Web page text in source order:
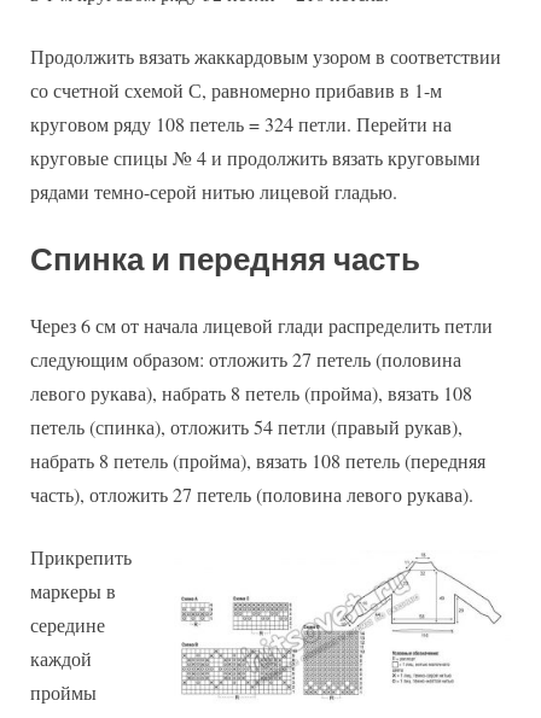
Продолжить вязать жаккардовым узором в соответствии
со счетной схемой С, равномерно прибавив в 1-м
круговом ряду 108 петель = 324 петли. Перейти на
круговые спицы № 4 и продолжить вязать круговыми
рядами темно-серой нитью лицевой гладью.
Спинка и передняя часть
Через 6 см от начала лицевой глади распределить петли
следующим образом: отложить 27 петель (половина
левого рукава), набрать 8 петель (пройма), вязать 108
петель (спинка), отложить 54 петли (правый рукав),
набрать 8 петель (пройма), вязать 108 петель (передняя
часть), отложить 27 петель (половина левого рукава).
Прикрепить
маркеры в
середине
каждой
проймы